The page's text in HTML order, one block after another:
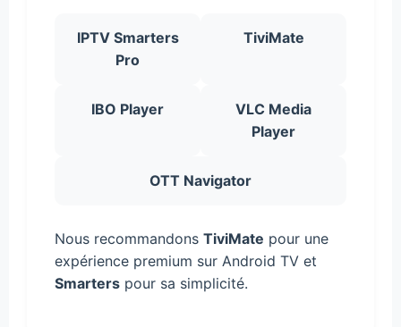
IPTV Smarters
Pro
TiviMate
IBO Player
VLC Media
Player
OTT Navigator
Nous recommandons TiviMate pour une
expérience premium sur Android TV et
Smarters pour sa simplicité.